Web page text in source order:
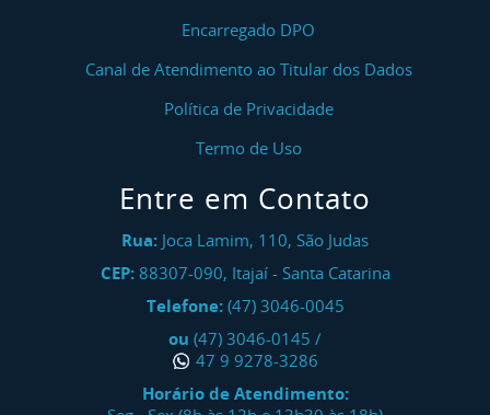
Encarregado DPO
Canal de Atendimento ao Titular dos Dados
Política de Privacidade
Termo de Uso
Entre em Contato
Rua: Joca Lamim, 110, São Judas
CEP: 88307-090, Itajaí- Santa Catarina
Telefone: (47) 3046-0045
ou (47) 3046-0145 /
47 9 9278-3286
Horário de Atendimento: